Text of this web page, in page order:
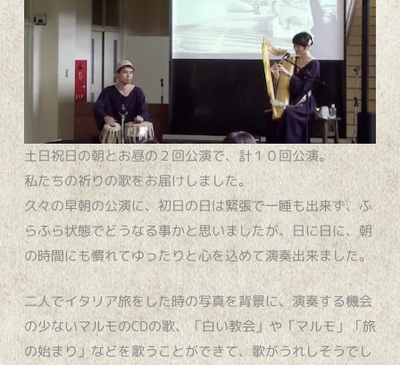
土日祝日の朝とお昼の２回公演で、計１０回公演。
私たちの祈りの歌をお届けしました。
久々の早朝の公演に、初日の日は緊張で一睡も出来ず、ふ
らふら状態でどうなる事かと思いましたが、日に日に、朝
の時間にも慣れてゆったりと心を込めて演奏出来ました。
二人でイタリア旅をした時の写真を背景に、演奏する機会
の少ないマルモのCDの歌、「白い教会」や「マルモ」「旅
の始まり」などを歌うことができて、歌がうれしそうでし